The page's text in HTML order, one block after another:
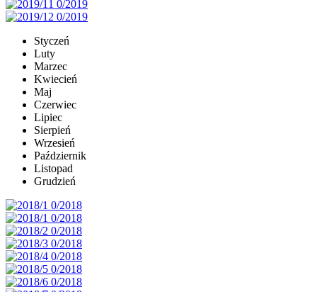
Styczeń
Luty
Marzec
Kwiecień
Maj
Czerwiec
Lipiec
Sierpień
Wrzesień
Październik
Listopad
Grudzień